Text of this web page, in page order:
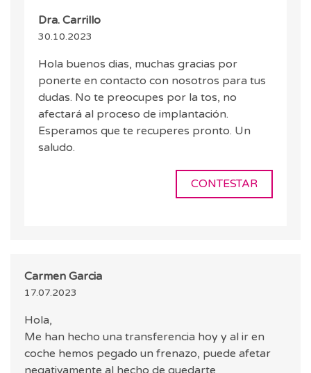
Dra. Carrillo
30.10.2023
Hola buenos dias, muchas gracias por
ponerte en contacto con nosotros para tus
dudas. No te preocupes por la tos, no
afectará al proceso de implantación.
Esperamos que te recuperes pronto. Un
saludo.
CONTESTAR
Carmen Garcia
17.07.2023
Hola,
Me han hecho una transferencia hoy y al ir en
coche hemos pegado un frenazo, puede afetar